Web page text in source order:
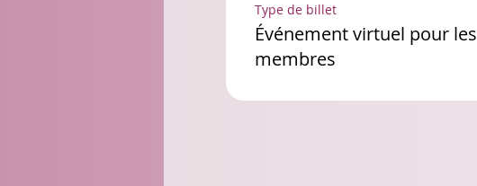
Type de billet
Événement virtuel pour les
membres